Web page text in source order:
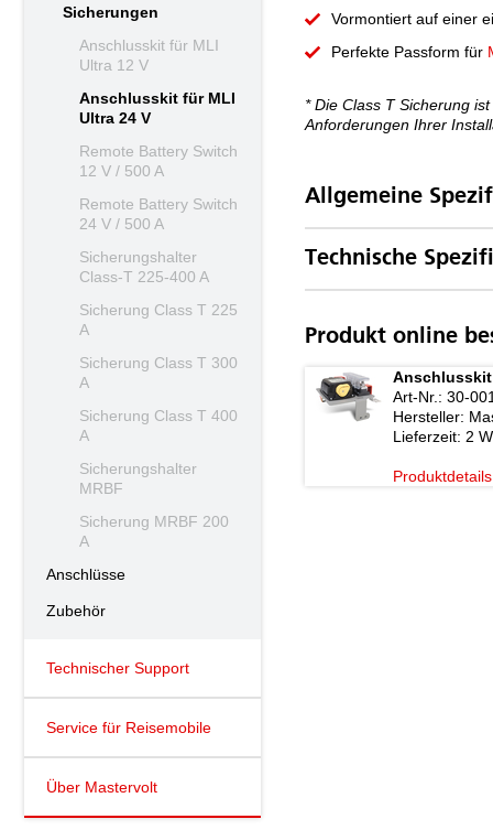
Sicherungen
Anschlusskit für MLI
Ultra 12 V
Anschlusskit für MLI
Ultra 24 V
Remote Battery Switch
12 V / 500 A
Remote Battery Switch
24 V / 500 A
Sicherungshalter
Class-T 225-400 A
Sicherung Class T 225
A
Sicherung Class T 300
A
Sicherung Class T 400
A
Sicherungshalter
MRBF
Sicherung MRBF 200
A
Anschlüsse
Zubehör
Technischer Support
Service für Reisemobile
Über Mastervolt
Vormontiert auf einer
Perfekte Passform für
* Die Class T Sicherung
Anforderungen Ihrer
Allgemeine
Technische
Produkt online
Anschlusskit
Art-Nr.: 30-
Hersteller:
Lieferzeit: 2
Produktdetails